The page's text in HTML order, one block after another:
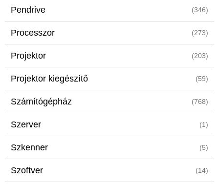
Pendrive (346)
Processzor (273)
Projektor (203)
Projektor kiegészítő (59)
Számítógépház (768)
Szerver (1)
Szkenner (5)
Szoftver (14)